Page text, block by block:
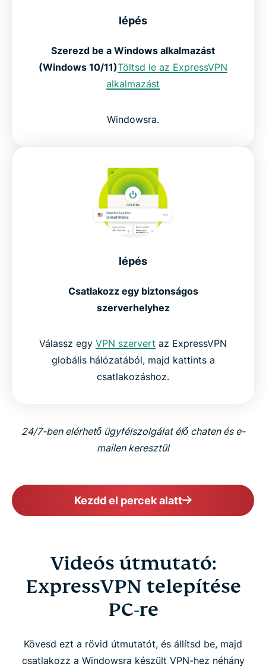
lépés
Szerezd be a Windows alkalmazást
(Windows 10/11)Töltsd le az ExpressVPN
alkalmazást
Windowsra.
lépés
Csatlakozz egy biztonságos
szerverhelyhez
Válassz egy VPN szervert az ExpressVPN
globális hálózatából, majd kattints a
csatlakozáshoz.
24/7-ben elérhető ügyfélszolgálat élő chaten és e-
mailen keresztül
Kezdd el percek alatt
Videós útmutató:
ExpressVPN telepítése
PC-re
Kövesd ezt a rövid útmutatót, és állítsd be, majd
csatlakozz a Windowsra készült VPN-hez néhány